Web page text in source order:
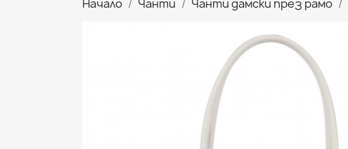
Начало Чанти Чанти дамски през рамо